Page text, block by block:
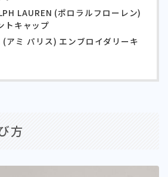
LAUREN (ポロラルフローレン)
トキャップ
アミ パリス) エンブロイダリーキ
方